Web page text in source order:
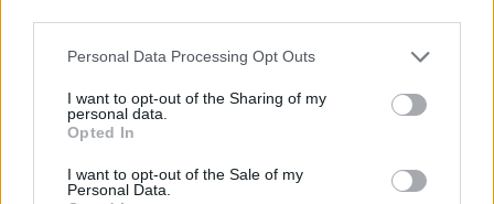
Please note that this website/app uses one or more Google
not limited to your visit or usage behaviour. You may click to
grant or deny consent to Google and its third-party tags to
use your data for below specified purposes in below Google
consent section.
Personal Data Processing Opt Outs
I want to opt-out of the Sharing of my
personal data.
Opted In
I want to opt-out of the Sale of my
Personal Data.
Kövess minket, és értesülj a friss hírekről a
Facebookon is!
Követem